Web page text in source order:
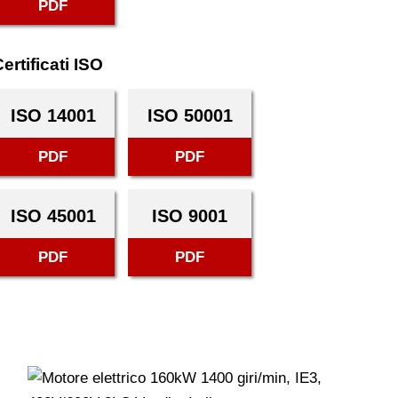
PDF
ISO
ISO 14001
PDF
ISO 50001
PDF
ISO 45001
PDF
ISO 9001
PDF